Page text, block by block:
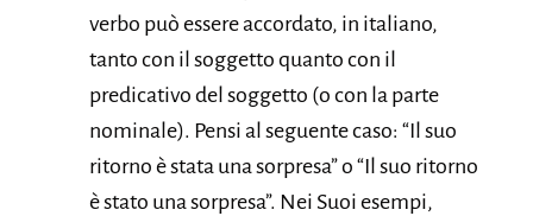
verbo può essere accordato, in italiano,
tanto con il soggetto quanto con il
predicativo del soggetto (o con la parte
nominale). Pensi al seguente caso: “Il suo
ritorno è stata una sorpresa” o “Il suo ritorno
è stato una sorpresa”. Nei Suoi esempi,